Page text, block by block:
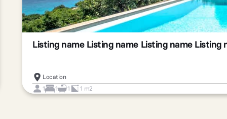
Listing name Listing name Listing name Listing
Location
1
1 1 1 m2